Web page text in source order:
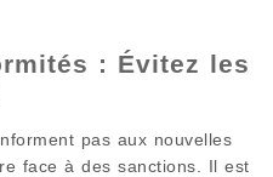
: Évitez les
pas aux nouvelles
face à des sanctions. Il est